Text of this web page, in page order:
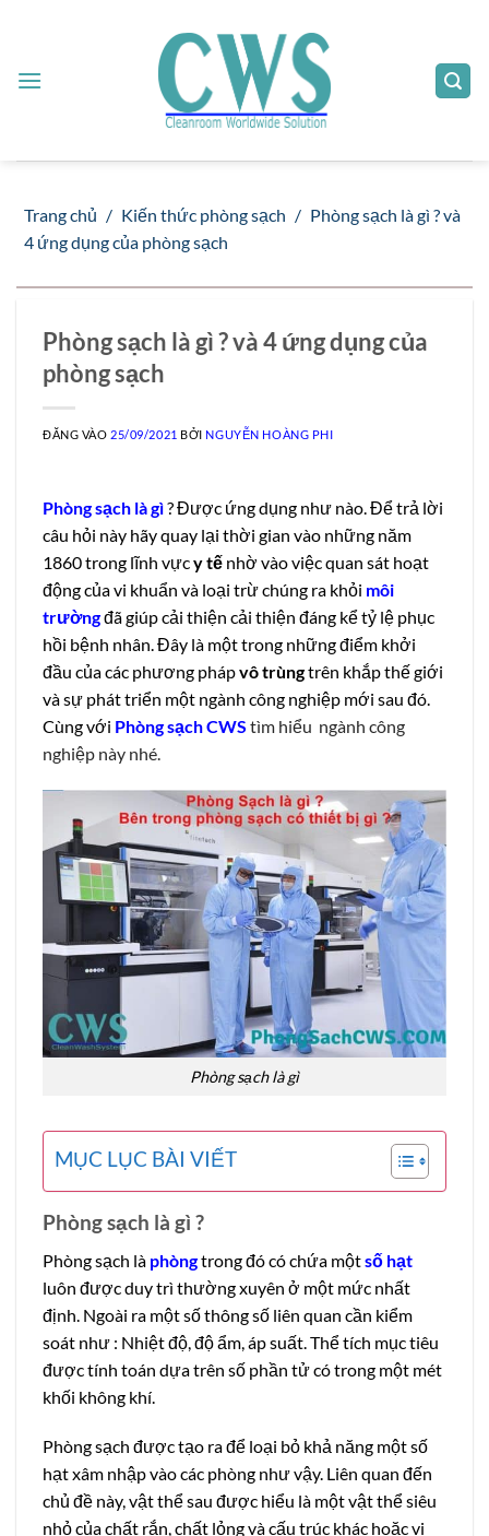
dung
Trang chủ / Kiến thức phòng sạch / Phòng sạch là gì ? và
4 ứng dụng của phòng sạch
Phòng sạch là gì ? và 4 ứng dụng của
phòng sạch
ĐĂNG VÀO 25/09/2021 BỞI NGUYỄN HOÀNG PHI
Phòng sạch là gì? Được ứng dụng như nào. Để trả lời
câu hỏi này hãy quay lại thời gian vào những năm
1860 trong lĩnh vựcy tế nhờ vào việc quan sát hoạt
động của vi khuẩn và loại trừ chúng ra khỏi môi
trườngđã giúp cải thiện cải thiện đáng kể tỷ lệ phục
hồi bệnh nhân. Đây là một trong những điểm khởi
đầu của các phương phápvô trùngtrên khắp thế giới
và sự phát triển một ngành công nghiệp mới sau đó.
Cùng với Phòng sạch CWS tìm hiểu ngành công
nghiệp này nhé.
Phòng sạch là gì
MỤC LỤC BÀI VIẾT
Phòng sạch là gì ?
Phòng sạch là phòngtrong đó có chứa mộtsố hạt
luôn được duy trì thường xuyên ở một mức nhất
định. Ngoài ra một số thông số liên quan cần kiểm
soát như : Nhiệt độ, độ ẩm, áp suất. Thể tích mục tiêu
được tính toán dựa trên số phần tử có trong một mét
khối không khí.
Phòng sạch được tạo ra để loại bỏ khả năng một số
hạt xâm nhập vào các phòng như vậy. Liên quan đến
chủ đề này, vật thể sau được hiểu là một vật thể siêu
nhỏ của chất rắn, chất lỏng và cấu trúc khác hoặc vi